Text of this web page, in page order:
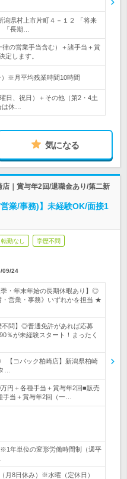
潟県村上市片町４－１２ 「将来
「長期…
律の営業手当含む）＋諸手当＋賞
定します。
※月平均残業時間10時間
日、祝日）＋その他（第2・4土
休…
気になる
｜賞与年2回/退職金あり/第二新
業/事務)】未経験OK/面接1
転勤なし 学歴不問
09/24
季・年末年始の長期休暇あり】◎
営業・事務》いずれかを担当 ★
不問】◎普通免許があれば応募
が未経験スタート！まったく
【コバック柏崎店】新潟県柏崎
…
円＋各種手当＋賞与年2回■販売
手当＋賞与年2回（一…
年単位の変形労働時間制（週平
月8日休み）※水曜（定休日）